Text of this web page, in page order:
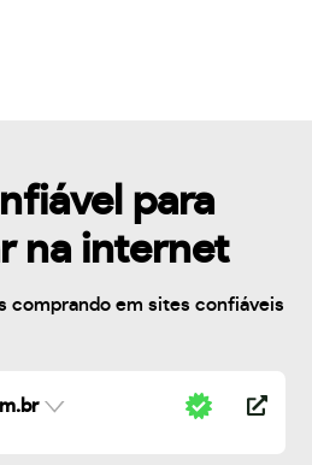
para
na internet
comprando em sites confiáveis